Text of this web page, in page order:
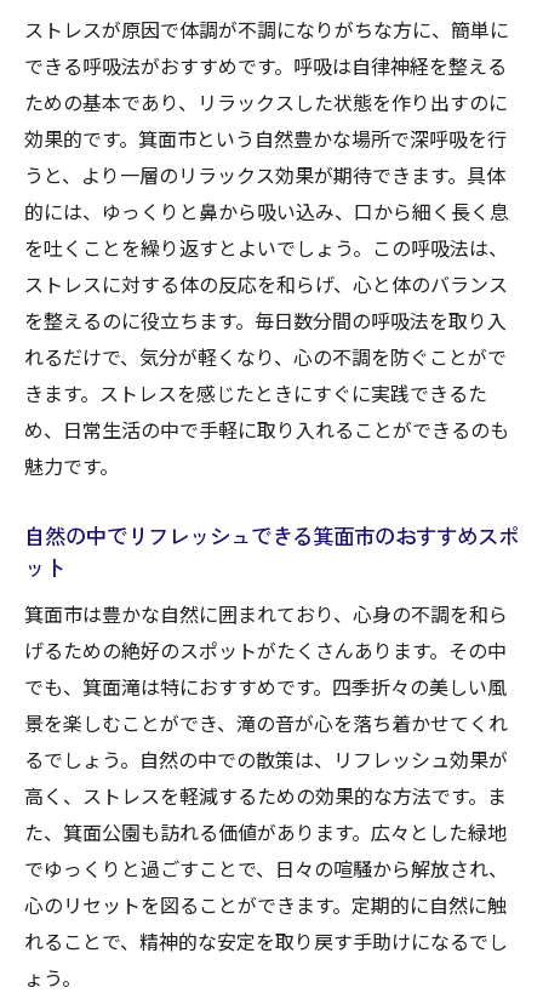
日常生活のストレスを箕面市で解消するための
効果的なアプローチ
仕事帰りに立ち寄れる箕面市のリラクゼー
ション施設
ストレス解消にぴったりな趣味を見つけよ
う
箕面市で開催されるストレス解消イベント
の紹介
自然と触れ合うことで得られるリラクゼー
ション効果
友人と楽しめるストレス解消アクティビテ
すすめ
の具体的な方法
心を整えるための森林セラピーの効果
日常に取り入れるべきリラクゼーションタ
イムの作り方
箕面市で試せるリラクゼーションプログラ
ムの紹介
ストレス軽減に役立つマインドフルネスの
取り入れ方
心地よい入浴でリフレッシュするためのポ
イント
ストレスが原因で体調が不調になりがちな方に、簡単に
できる呼吸法がおすすめです。呼吸は自律神経を整える
ための基本であり、リラックスした状態を作り出すのに
効果的です。箕面市という自然豊かな場所で深呼吸を行
うと、より一層のリラックス効果が期待できます。具体
的には、ゆっくりと鼻から吸い込み、口から細く長く息
を吐くことを繰り返すとよいでしょう。この呼吸法は、
ストレスに対する体の反応を和らげ、心と体のバランス
を整えるのに役立ちます。毎日数分間の呼吸法を取り入
れるだけで、気分が軽くなり、心の不調を防ぐことがで
きます。ストレスを感じたときにすぐに実践できるた
め、日常生活の中で手軽に取り入れることができるのも
魅力です。
自然の中でリフレッシュできる箕面市のおすすめスポ
ット
箕面市は豊かな自然に囲まれており、心身の不調を和ら
げるための絶好のスポットがたくさんあります。その中
でも、箕面滝は特におすすめです。四季折々の美しい風
景を楽しむことができ、滝の音が心を落ち着かせてくれ
るでしょう。自然の中での散策は、リフレッシュ効果が
高く、ストレスを軽減するための効果的な方法です。ま
た、箕面公園も訪れる価値があります。広々とした緑地
でゆっくりと過ごすことで、日々の喧騒から解放され、
心のリセットを図ることができます。定期的に自然に触
れることで、精神的な安定を取り戻す手助けになるでし
ょう。